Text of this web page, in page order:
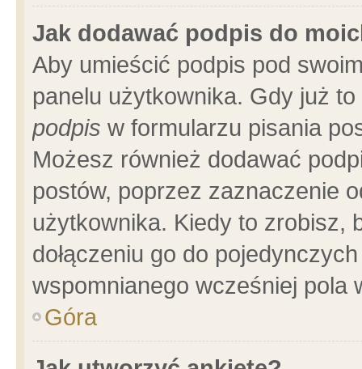
Jak dodawać podpis do
Aby umieścić podpis pod
panelu użytkownika. Gdy już
podpis w formularzu pisania
Możesz również dodawać
postów, poprzez zaznaczenie
użytkownika. Kiedy to zrobisz,
dołączeniu go do
wspomnianego wcześniej pola
Góra